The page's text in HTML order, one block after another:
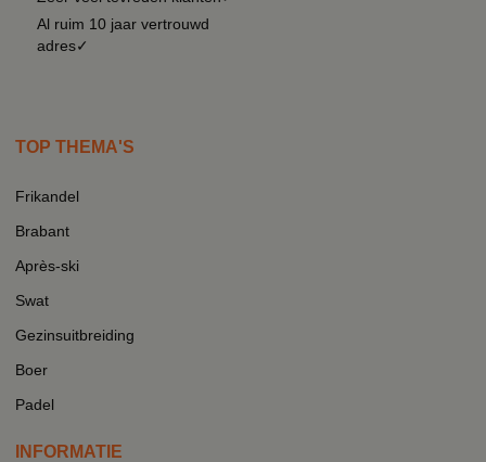
Al ruim 10 jaar vertrouwd
adres✓
TOP THEMA'S
Frikandel
Brabant
Après-ski
Swat
Gezinsuitbreiding
Boer
Padel
INFORMATIE